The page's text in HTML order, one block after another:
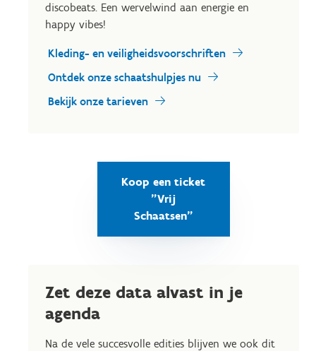
discobeats. Een wervelwind aan energie en
happy vibes!
Kleding- en veiligheidsvoorschriften
Ontdek onze schaatshulpjes nu
Bekijk onze tarieven
Koop een ticket
"Vrij
Schaatsen"
Zet deze data alvast in je
agenda
Na de vele succesvolle edities blijven we ook dit